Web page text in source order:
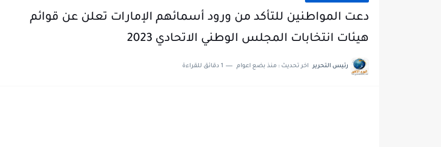
دعت المواطنين للتأكد من ورود أسمائهم الإمارات تعلن عن قوائم
هيئات انتخابات المجلس الوطني الاتحادي 2023
رئيس التحرير اخر تحديث : منذ بضع اعوام 1 دقائق للقراءة